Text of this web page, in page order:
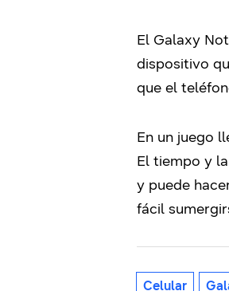
El Galaxy
dispositivo
que el
En un juego
El tiempo y
y puede
fácil
Celular